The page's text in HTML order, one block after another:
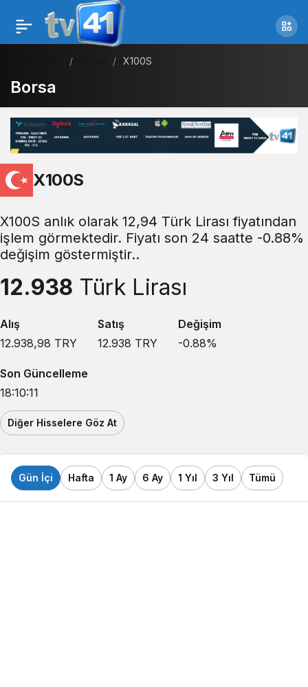
X100S
Borsa
X100S
X100S anlık olarak 12,94 Türk Lirası fiyatından
işlem görmektedir. Fiyatı son 24 saatte -0.88%
değişim göstermiştir..
12.938 Türk Lirası
Alış
12.938,98 TRY
Satış
12.938 TRY
Değişim
-0.88%
Son Güncelleme
18:10:11
Diğer Hisselere Göz At
Gün İçi Hafta 1 Ay 6 Ay 1 Yıl 3 Yıl Tümü